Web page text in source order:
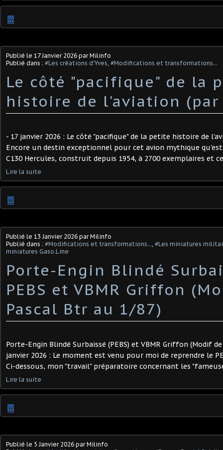
…
Publié le 17 Janvier 2026 par Milinfo
Publié dans : #Les créations d'Yves, #Modifications et transformations...
Le côté "pacifique" de la
histoire de l'aviation (par
- 17 janvier 2026 : Le côté "pacifique" de la petite histoire de
Encore un destin exceptionnel pour cet avion mythique qu'est
C130 Hercules, construit depuis 1954, à 2700 exemplaires et
Lire la suite
…
Publié le 13 Janvier 2026 par Milinfo
Publié dans : #Modifications et transformations..., #Les miniatures
miniatures Gaso.Line
Porte-Engin Blindé
PEBS et VBMR Griffon
Pascal Btr au 1/87) ​
Porte-Engin Blindé Surbaissé (PEBS) et VBMR Griffon (Modif
janvier 2026 : Le moment est venu pour moi de reprendre le
Ci-dessous, mon "travail" préparatoire concernant les
Lire la suite
…
Publié le 5 Janvier 2026 par Milinfo